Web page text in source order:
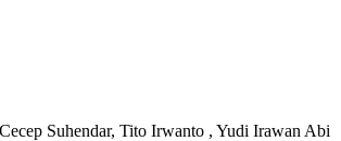
Suhendar, Tito Irwanto , Yudi Irawan Abi